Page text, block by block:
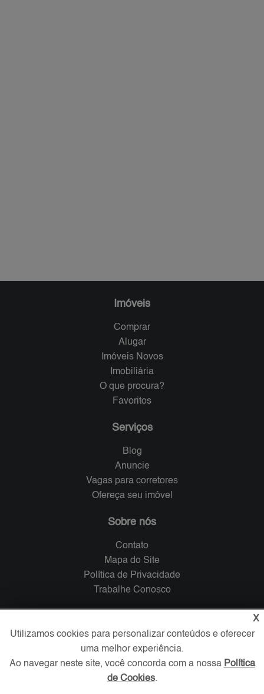
Imóveis
Comprar
Alugar
Imóveis Novos
Imobiliária
O que procura?
Favoritos
Serviços
Blog
Anuncie
Vagas para corretores
Ofereça seu imóvel
Sobre nós
Contato
Mapa do Site
Política de Privacidade
Trabalhe Conosco
Redes Sociais
X
Utilizamos cookies para personalizar conteúdos e oferecer
uma melhor experiência.
Ao navegar neste site, você concorda com a nossa Política
de Cookies.